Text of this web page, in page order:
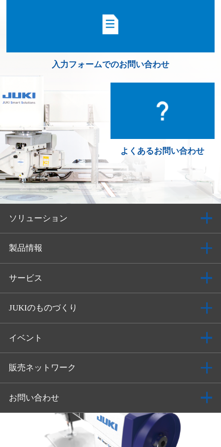
入力フォームでのお問い合わせ
よくあるお問い合わせ
ソリューション
製品情報
サービス
JUKIのものづくり
イベント
販売ネットワーク
お問い合わせ